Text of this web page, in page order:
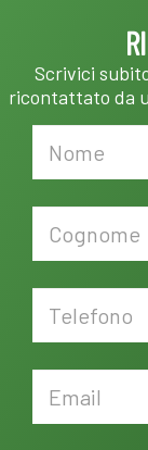
Scrivici
ricontattato da